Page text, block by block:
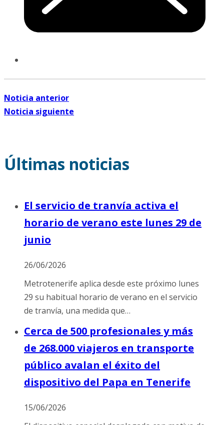
Noticia anterior
Noticia siguiente
Últimas noticias
El servicio de tranvía activa el
horario de verano este lunes 29 de
junio
26/06/2026
Metrotenerife aplica desde este próximo lunes
29 su habitual horario de verano en el servicio
de tranvía, una medida que…
Cerca de 500 profesionales y más
de 268.000 viajeros en transporte
público avalan el éxito del
dispositivo del Papa en Tenerife
15/06/2026